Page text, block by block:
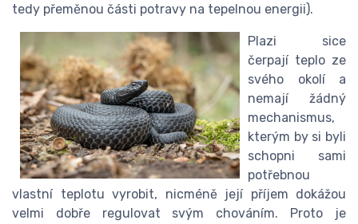
tedy přeměnou části potravy na tepelnou energii).
Plazi sice
čerpají teplo ze
svého okolí a
nemají žádný
mechanismus,
kterým by si byli
schopni sami
potřebnou
vlastní teplotu vyrobit, nicméně její příjem dokážou
velmi dobře regulovat svým chováním. Proto je